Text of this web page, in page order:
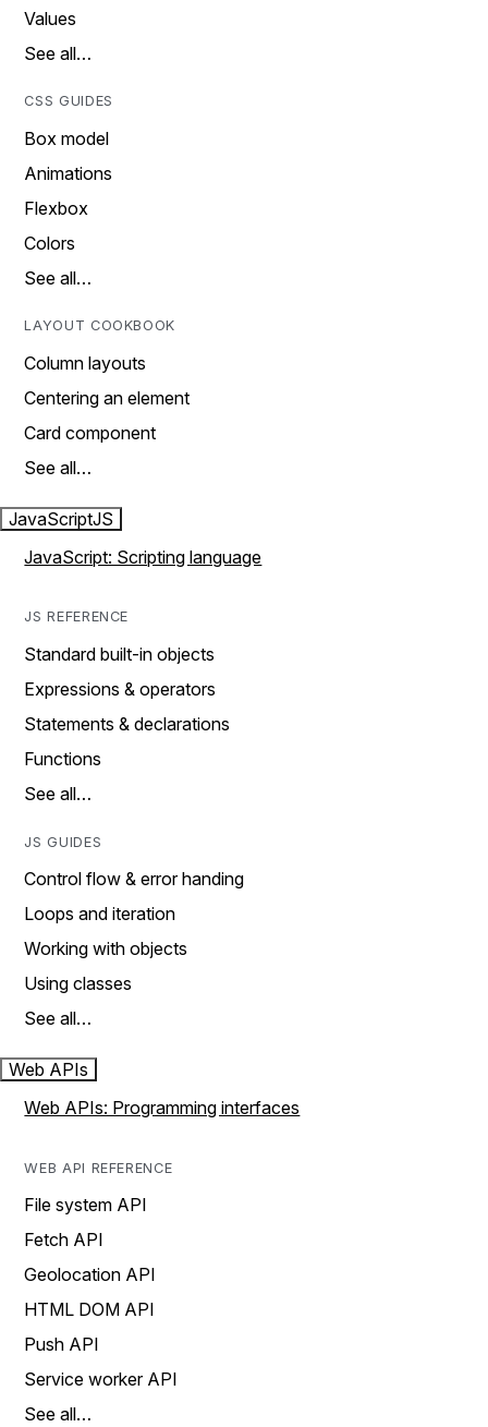
Values
See all…
CSS GUIDES
Box model
Animations
Flexbox
Colors
See all…
LAYOUT COOKBOOK
Column layouts
Centering an element
Card component
See all…
JavaScriptJS
JavaScript: Scripting language
JS REFERENCE
Standard built-in objects
Expressions & operators
Statements & declarations
Functions
See all…
JS GUIDES
Control flow & error handing
Loops and iteration
Working with objects
Using classes
See all…
Web APIs
Web APIs: Programming interfaces
WEB API REFERENCE
File system API
Fetch API
Geolocation API
HTML DOM API
Push API
Service worker API
See all…